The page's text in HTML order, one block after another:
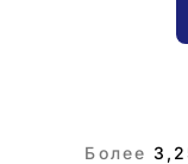
Более